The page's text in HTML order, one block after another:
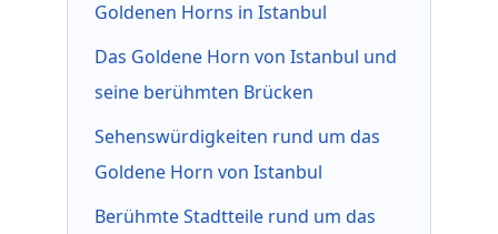
Goldenen Horns in Istanbul
Das Goldene Horn von Istanbul und
seine berühmten Brücken
Sehenswürdigkeiten rund um das
Goldene Horn von Istanbul
Berühmte Stadtteile rund um das